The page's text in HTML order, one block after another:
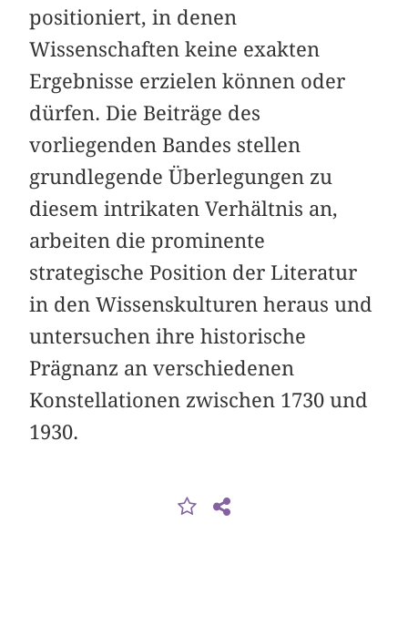
positioniert, in denen
Wissenschaften keine exakten
Ergebnisse erzielen können oder
dürfen. Die Beiträge des
vorliegenden Bandes stellen
grundlegende Überlegungen zu
diesem intrikaten Verhältnis an,
arbeiten die prominente
strategische Position der Literatur
in den Wissenskulturen heraus und
untersuchen ihre historische
Prägnanz an verschiedenen
Konstellationen zwischen 1730 und
1930.